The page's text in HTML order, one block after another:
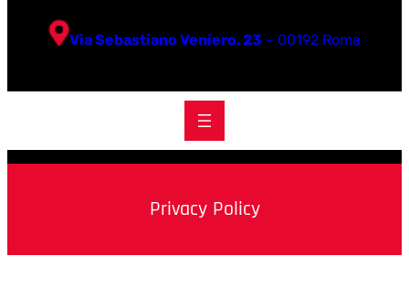
Via Sebastiano Veniero, 23 – 00192 Roma
Privacy Policy